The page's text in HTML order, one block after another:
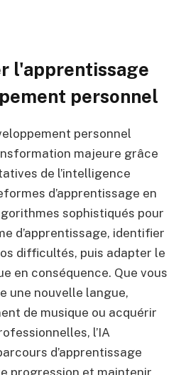
l'apprentissage
personnel
personnel
majeure grâce
de l’intelligence
d’apprentissage en
sophistiqués pour
d’apprentissage, identifier
difficultés, puis adapter le
en conséquence. Que vous
une nouvelle langue,
de musique ou acquérir
l’IA
d’apprentissage